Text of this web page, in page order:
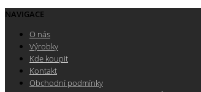
NAVIGACE
O nás
Výrobky
Kde koupit
Kontakt
Obchodní podmínky